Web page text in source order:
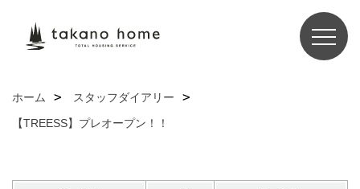
ホーム
スタッフダイアリー
【TREESS】プレオープン！！